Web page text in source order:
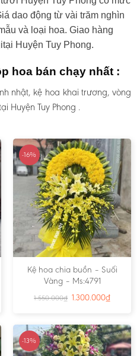
dao động từ vài trăm nghìn
và loại hoa. Giao hàng
Huyện Tuy Phong.
hoa bán chạy nhất :
nhật, kệ hoa khai trương, vòng
Huyện Tuy Phong .
-16%
Kệ hoa chia buồn – Suối
Vàng – Ms:4791
1.550.000₫ 1.300.000₫
-13%